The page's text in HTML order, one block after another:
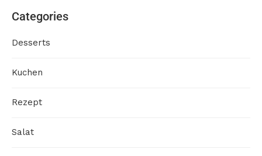
Categories
Desserts
Kuchen
Rezept
Salat